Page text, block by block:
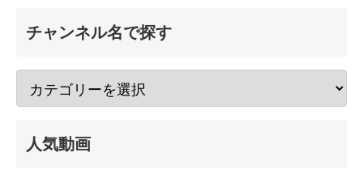
チャンネル名で探す
人気動画